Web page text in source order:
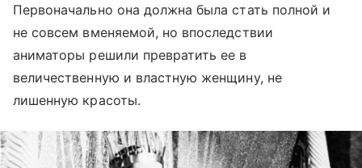
Первоначально она должна была стать полной и
не совсем вменяемой, но впоследствии
аниматоры решили превратить ее в
величественную и властную женщину, не
лишенную красоты.